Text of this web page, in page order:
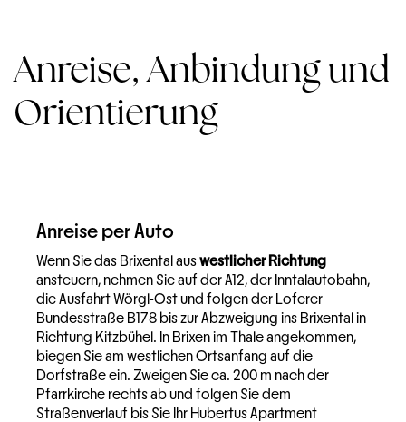
Anreise, Anbindung und
Orientierung
Anreise per Auto
Wenn Sie das Brixental auswestlicher Richtung
ansteuern, nehmen Sie auf der A12, der Inntalautobahn,
die Ausfahrt Wörgl-Ost und folgen der Loferer
Bundesstraße B178 bis zur Abzweigung ins Brixental in
Richtung Kitzbühel. In Brixen im Thale angekommen,
biegen Sie am westlichen Ortsanfang auf die
Dorfstraße ein. Zweigen Sie ca. 200 m nach der
Pfarrkirche rechts ab und folgen Sie dem
Straßenverlauf bis Sie Ihr Hubertus Apartment